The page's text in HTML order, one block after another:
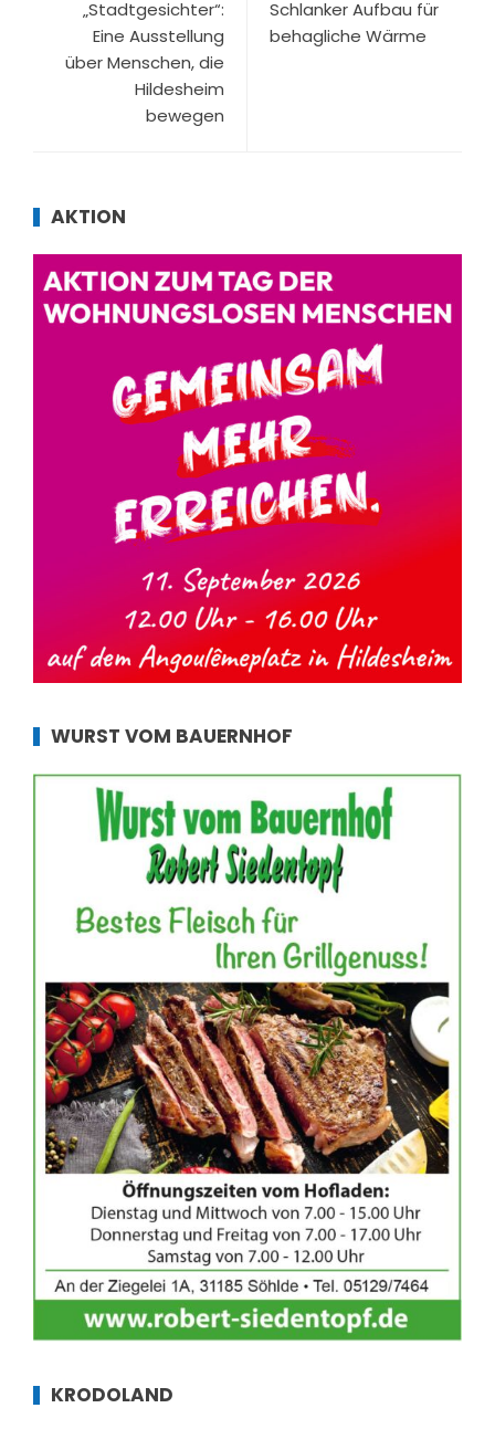
„Stadtgesichter“:
Eine Ausstellung
über Menschen, die
Hildesheim
bewegen
Schlanker Aufbau für
behagliche Wärme
AKTION
WURST VOM BAUERNHOF
KRODOLAND